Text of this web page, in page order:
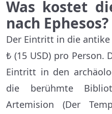
Was kostet
nach Ephesos?
Der Eintritt in die
₺ (15 USD) pro Person.
Eintritt in den
die berühmte
Artemision (Der